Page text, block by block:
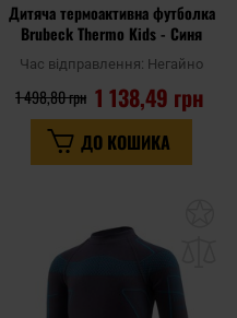
Дитяча термоактивна футболка
Brubeck Thermo Kids - Синя
Час відправлення: Негайно
1 138,49 грн
1 498,80 грн
ДО КОШИКА
уподобань